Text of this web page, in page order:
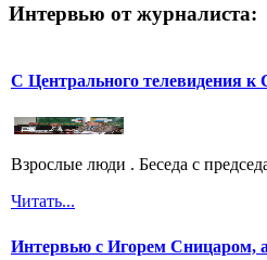
Интервью от журналиста:
С Центрального телевидения к
Взрослые люди . Беседа с
Читать...
Интервью с Игорем Сницаром,